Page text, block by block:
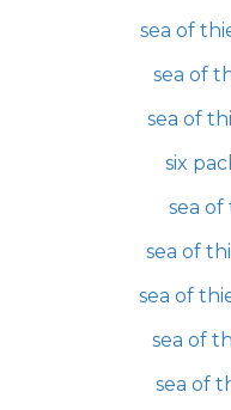
sea of
sea of
sea of
six
sea of
sea of
sea of
sea of
sea of